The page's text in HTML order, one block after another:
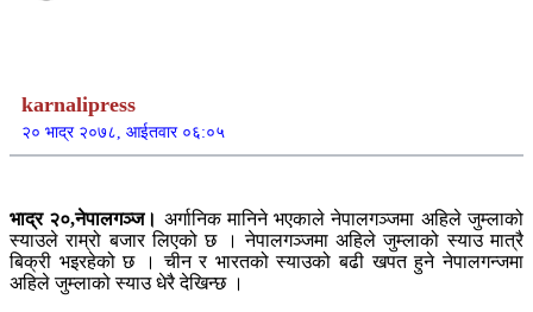
karnalipress
२० भाद्र २०७८, आईतवार ०६:०५
भाद्र २०,नेपालगञ्ज। अर्गानिक मानिने भएकाले नेपालगञ्जमा अहिले जुम्लाको
स्याउले राम्रो बजार लिएको छ । नेपालगञ्जमा अहिले जुम्लाको स्याउ मात्रै
बिक्री भइरहेको छ । चीन र भारतको स्याउको बढी खपत हुने नेपालगन्जमा
अहिले जुम्लाको स्याउ धेरै देखिन्छ ।